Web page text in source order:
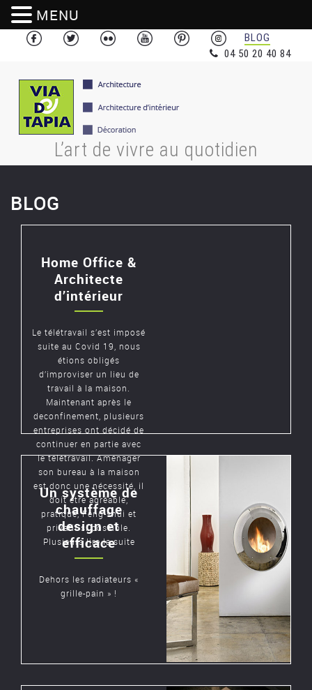
BLOG
04 50 20 40 84
L’art de vivre au quotidien
BLOG
Home Office &
Architecte
d’intérieur
Le télétravail s’est imposé
suite au Covid 19, nous
étions obligés
d’improviser un lieu de
travail à la maison.
Maintenant après le
deconfinement, plusieurs
entreprises ont décidé de
continuer en partie avec
le télétravail. Aménager
son bureau à la maison
est donc une nécessité, il
doit être agréable,
pratique, Feng-shui et
privatif si possible.
Plusieurslire la suite
Un système de
chauffage
design et
efficace
Dehors les radiateurs «
grille-pain » !
MENU